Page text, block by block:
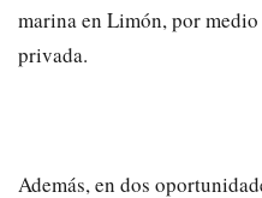
marina en Limón, por
privada.
Además, en dos